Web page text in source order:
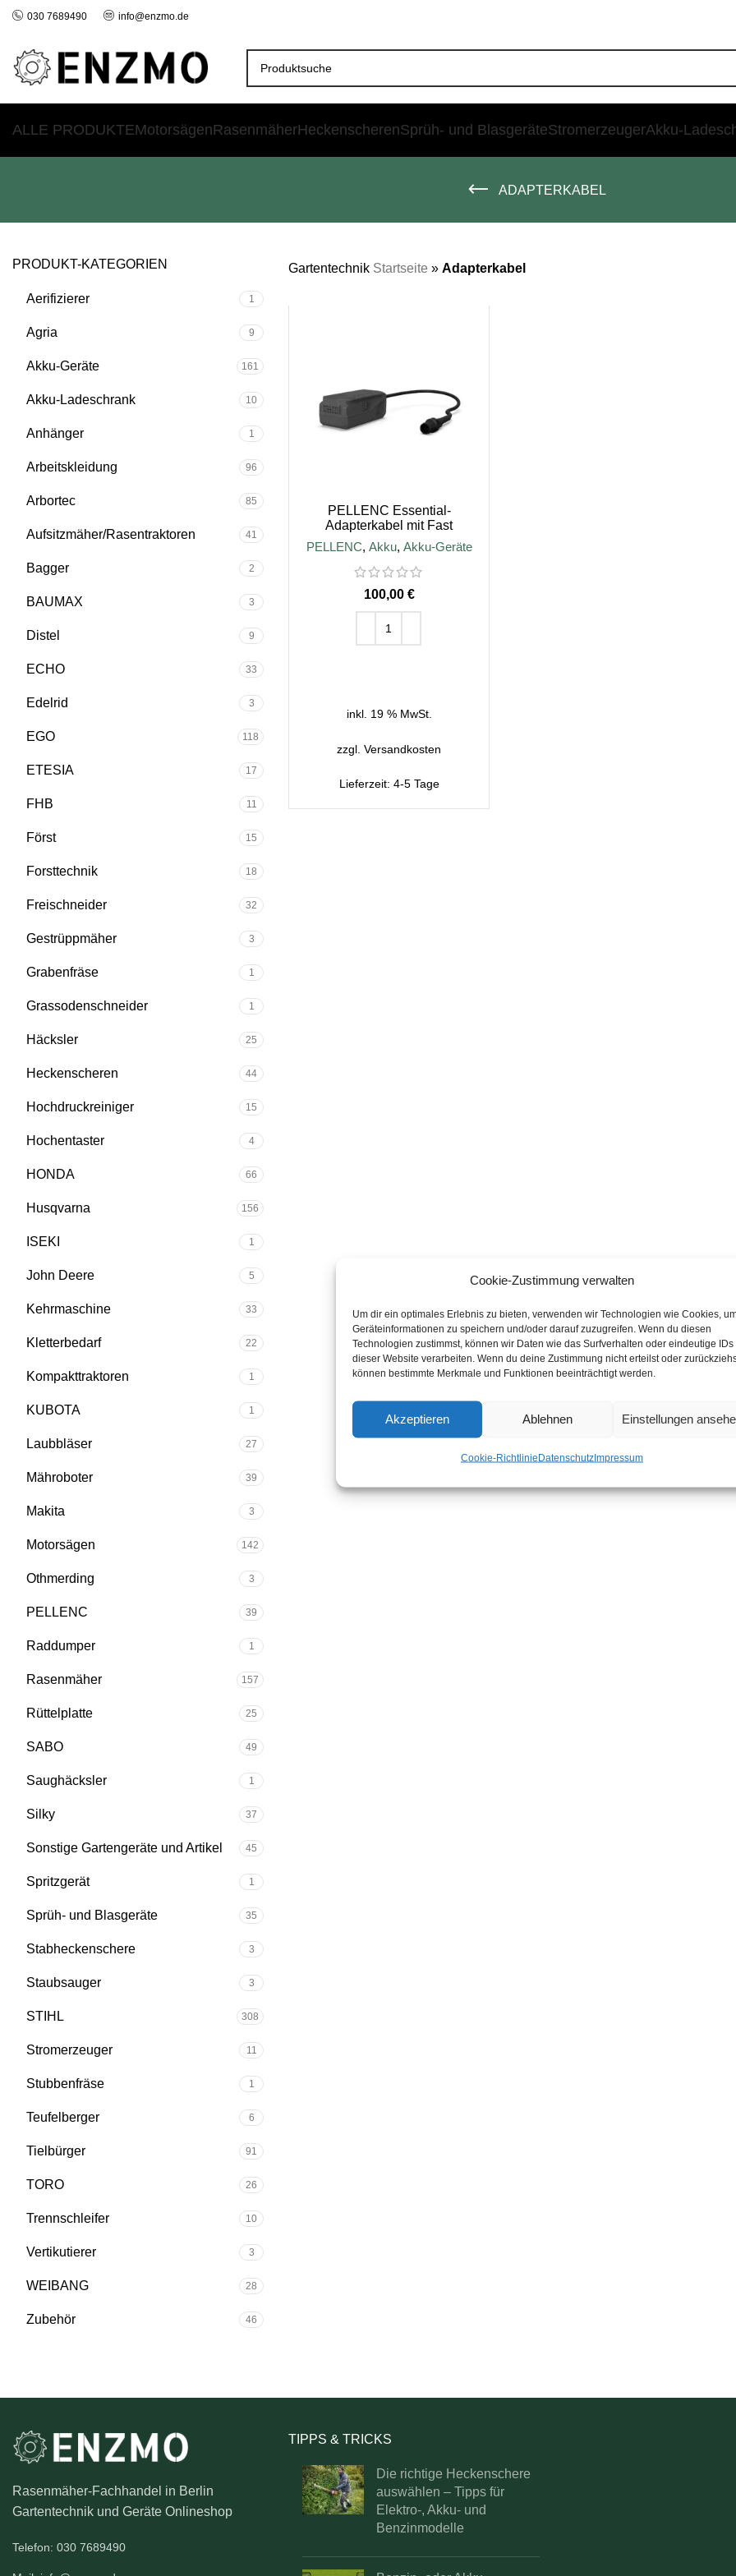
Cookie-Zustimmung verwalten
Um dir ein optimales Erlebnis zu bieten, verwenden wir Technologien wie Cookies,
Geräteinformationen zu speichern und/oder darauf zuzugreifen. Wenn du diesen
Technologien zustimmst, können wir Daten wie das Surfverhalten oder eindeutige IDs
dieser Website verarbeiten. Wenn du deine Zustimmung nicht erteilst oder
können bestimmte Merkmale und Funktionen beeinträchtigt werden.
Akzeptieren Ablehnen Einstellungen
Cookie-RichtlinieDatenschutzImpressum
030 7689490 info@enzmo.de
ALLE PRODUKTEMotorsägenRasenmäherHeckenscherenSprüh- und BlasgeräteStromerzeugerAkku-
ADAPTERKABEL
PRODUKT-KATEGORIEN
Aerifizierer 1
Agria 9
Akku-Geräte 161
Akku-Ladeschrank 10
Anhänger 1
Arbeitskleidung 96
Arbortec 85
Aufsitzmäher/Rasentraktoren 41
Bagger 2
BAUMAX 3
Distel 9
ECHO 33
Edelrid 3
EGO 118
ETESIA 17
FHB 11
Först 15
Forsttechnik 18
Freischneider 32
Gestrüppmäher 3
Grabenfräse 1
Grassodenschneider 1
Häcksler 25
Heckenscheren 44
Hochdruckreiniger 15
Hochentaster 4
HONDA 66
Husqvarna 156
ISEKI 1
John Deere 5
Kehrmaschine 33
Kletterbedarf 22
Kompakttraktoren 1
KUBOTA 1
Laubbläser 27
Mähroboter 39
Makita 3
Motorsägen 142
Othmerding 3
PELLENC 39
Raddumper 1
Rasenmäher 157
Rüttelplatte 25
SABO 49
Saughäcksler 1
Silky 37
Sonstige Gartengeräte und Artikel 45
Spritzgerät 1
Sprüh- und Blasgeräte 35
Stabheckenschere 3
Staubsauger 3
STIHL 308
Stromerzeuger 11
Stubbenfräse 1
Teufelberger 6
Tielbürger 91
TORO 26
Trennschleifer 10
Vertikutierer 3
WEIBANG 28
Zubehör 46
Gartentechnik Startseite » Adapterkabel
PELLENC Essential-
Adapterkabel mit Fast
Connector
PELLENC, Akku, Akku-Geräte
€
inkl. 19 % MwSt.
zzgl.Versandkosten
Lieferzeit: 4-5 Tage
Rasenmäher-Fachhandel in Berlin
Gartentechnik und Geräte Onlineshop
Telefon: 030 7689490
TIPPS & TRICKS
Die richtige Heckenschere
auswählen – Tipps für
Elektro-, Akku- und
Benzinmodelle